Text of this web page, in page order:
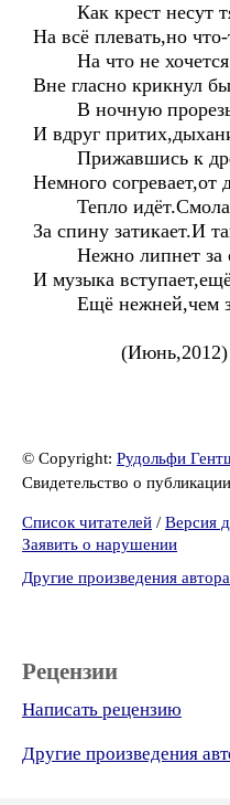
Как крест несут
На всё плевать,но что-
На что не хочется
Вне гласно крикнул
В ночную
И вдруг
Прижавшись к
Немного согревает,от
Тепло идёт.Смола
За спину затикает.И
Нежно липнет за
И музыка
Ещё нежней,чем
(Июнь,2012)
© Copyright: Рудольфи
Свидетельство о
Список читателей / Версия
Заявить о нарушении
Другие произведения
Рецензии
Написать рецензию
Другие произведения